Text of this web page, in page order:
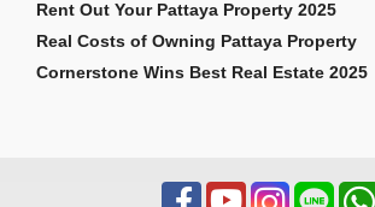
Rent Out Your Pattaya Property 2025
Real Costs of Owning Pattaya Property
Cornerstone Wins Best Real Estate 2025